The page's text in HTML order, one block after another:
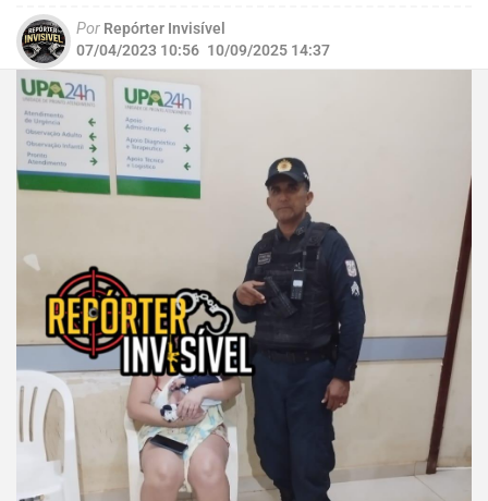
Por Repórter Invisível
07/04/2023 10:56 10/09/2025 14:37